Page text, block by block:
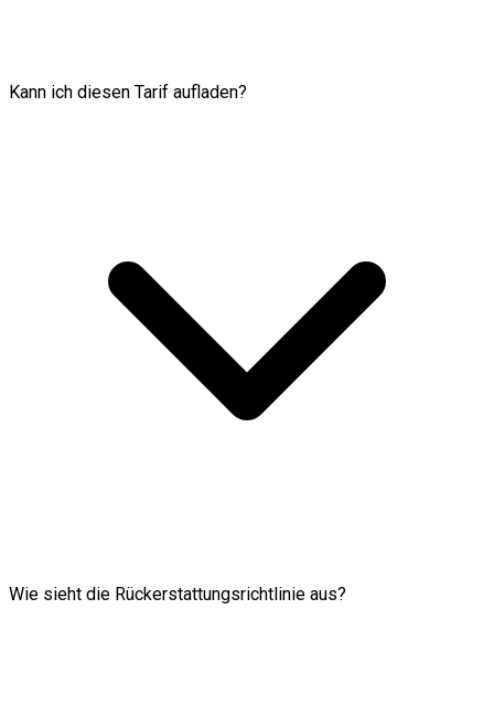
Kann ich diesen Tarif aufladen?
Wie sieht die Rückerstattungsrichtlinie aus?